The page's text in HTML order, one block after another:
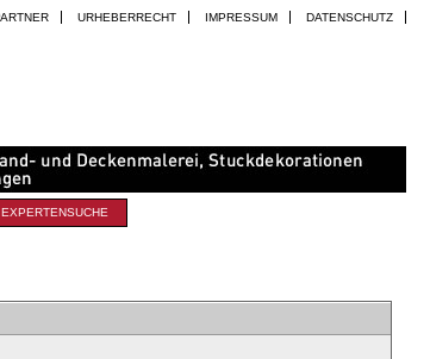
URHEBERRECHT IMPRESSUM DATENSCHUTZ
EXPERTENSUCHE